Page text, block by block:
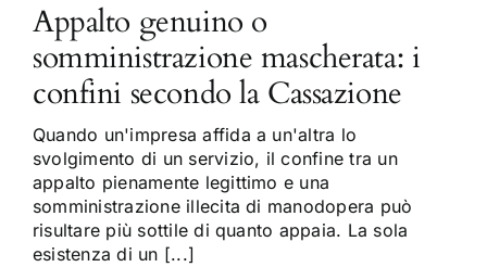
Appalto genuino o
somministrazione mascherata: i
confini secondo la Cassazione
Quando un'impresa affida a un'altra lo
svolgimento di un servizio, il confine tra un
appalto pienamente legittimo e una
somministrazione illecita di manodopera può
risultare più sottile di quanto appaia. La sola
esistenza di un [...]